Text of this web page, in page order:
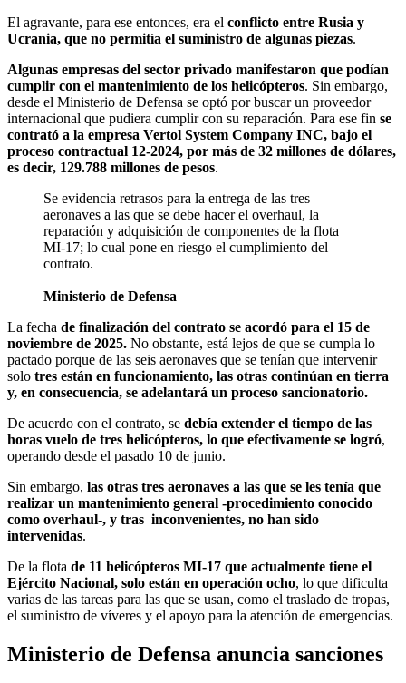
El agravante, para ese entonces, era el conflicto entre Rusia y
Ucrania, que no permitía el suministro de algunas piezas.
Algunas empresas del sector privado manifestaron que podían
cumplir con el mantenimiento de los helicópteros. Sin embargo,
desde el Ministerio de Defensa se optó por buscar un proveedor
internacional que pudiera cumplir con su reparación. Para ese fin se
contrató a la empresa Vertol System Company INC, bajo el
proceso contractual 12-2024, por más de 32 millones de dólares,
es decir, 129.788 millones de pesos.
Se evidencia retrasos para la entrega de las tres
aeronaves a las que se debe hacer el overhaul, la
reparación y adquisición de componentes de la flota
MI-17; lo cual pone en riesgo el cumplimiento del
contrato.
Ministerio de Defensa
La fecha de finalización del contrato se acordó para el 15 de
noviembre de 2025. No obstante, está lejos de que se cumpla lo
pactado porque de las seis aeronaves que se tenían que intervenir
solo tres están en funcionamiento, las otras continúan en tierra
y, en consecuencia, se adelantará un proceso sancionatorio.
De acuerdo con el contrato, se debía extender el tiempo de las
horas vuelo de tres helicópteros, lo que efectivamente se logró,
operando desde el pasado 10 de junio.
Sin embargo, las otras tres aeronaves a las que se les tenía que
realizar un mantenimiento general -procedimiento conocido
como overhaul-, y tras inconvenientes, no han sido
intervenidas.
De la flota de 11 helicópteros MI-17 que actualmente tiene el
Ejército Nacional, solo están en operación ocho, lo que dificulta
varias de las tareas para las que se usan, como el traslado de tropas,
el suministro de víveres y el apoyo para la atención de emergencias.
Ministerio de Defensa anuncia sanciones